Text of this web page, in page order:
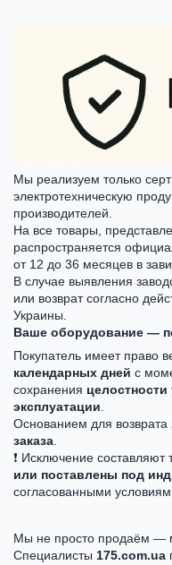
Мы реализуем только
электротехническую
производителей.
На все товары,
распространяется
от 12 до 36 месяцев в
В случае выявления
или возврат согласно
Украины.
Ваше оборудование —
Покупатель имеет право
календарных дней с
сохранения целостности
эксплуатации.
Основанием для возврата
заказа.
❗ Исключение
или поставлены под
согласованными
Мы не просто продаём —
Специалисты 175.com.ua